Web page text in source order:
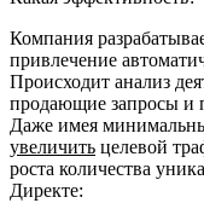
Компания
привлечение
Происходит анализ
продающие запросы и
Даже имея
увеличить целевой
роста количества
Директе: